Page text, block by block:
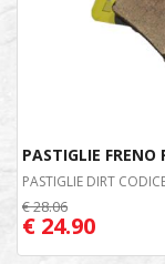
PASTIGLIE FRENO
PASTIGLIE DIRT
€ 28.06
€ 24.90